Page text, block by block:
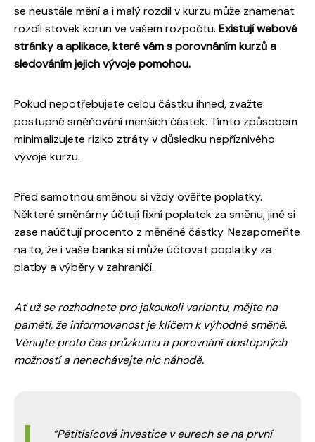
se neustále mění a i malý rozdíl v kurzu může znamenat
rozdíl stovek korun ve vašem rozpočtu. Existují webové
stránky a aplikace, které vám s porovnáním kurzů a
sledováním jejich vývoje pomohou.
Pokud nepotřebujete celou částku ihned, zvažte
postupné směňování menších částek. Tímto způsobem
minimalizujete riziko ztráty v důsledku nepříznivého
vývoje kurzu.
Před samotnou směnou si vždy ověřte poplatky.
Některé směnárny účtují fixní poplatek za směnu, jiné si
zase naúčtují procento z měněné částky. Nezapomeňte
na to, že i vaše banka si může účtovat poplatky za
platby a výběry v zahraničí.
Ať už se rozhodnete pro jakoukoli variantu, mějte na
paměti, že informovanost je klíčem k výhodné směně.
Věnujte proto čas průzkumu a porovnání dostupných
možností a nenechávejte nic náhodě.
Pětitisícová investice v eurech se na první